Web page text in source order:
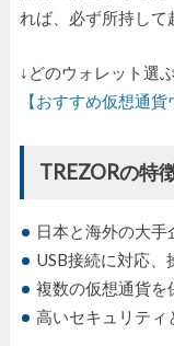
れば、必ず所持して
↓どのウォレット選
【おすすめ仮想通
TREZORの特
日本と海外の大手
USB接続に対応、
複数の仮想通貨を
高いセキュリティ